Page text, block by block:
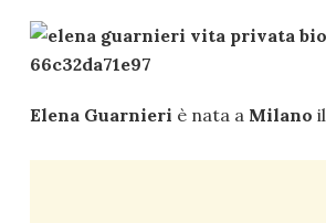
Elena Guarnieri è nata a Milano